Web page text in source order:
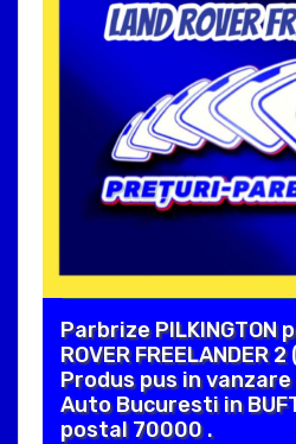
Parbrize PILKINGTON
ROVER FREELANDER
Produs pus in
Auto Bucuresti in
postal 70000 .